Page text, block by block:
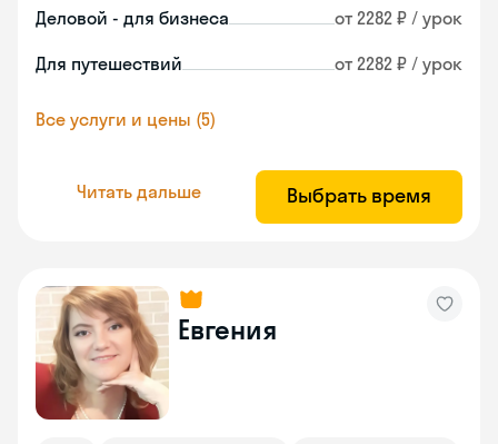
Деловой - для бизнеса от 2282 ₽ / урок
Для путешествий от 2282 ₽ / урок
Все услуги и цены (5)
Читать дальше Выбрать время
Евгения